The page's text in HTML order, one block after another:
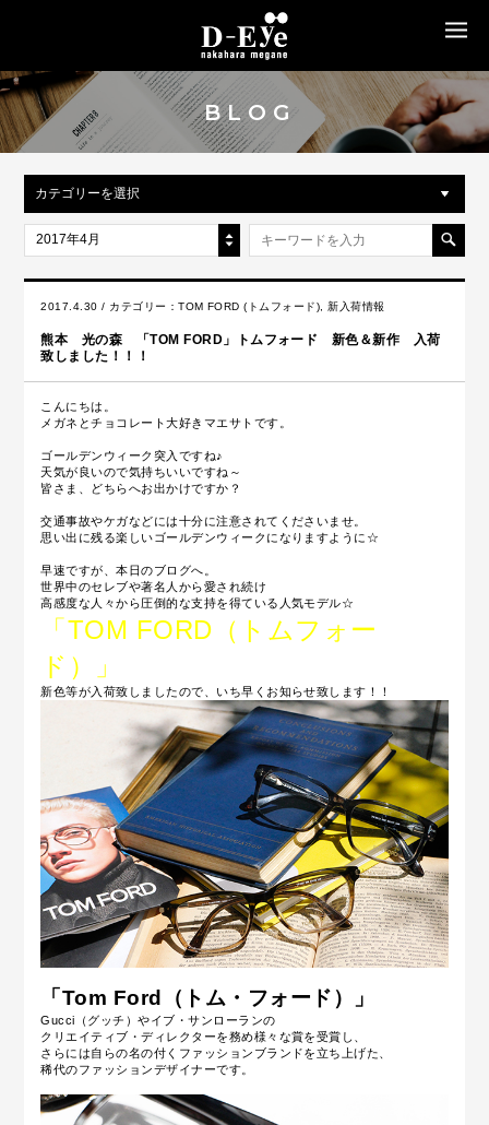
BLOG
カテゴリーを選択
2017年4月
2017.4.30 / カテゴリー：TOM FORD (トムフォード) ,新入荷情報
熊本 光の森 「TOM FORD」トムフォード 新色＆新作 入荷
致しました！！！
こんにちは。
メガネとチョコレート大好きマエサトです。
ゴールデンウィーク突入ですね♪
天気が良いので気持ちいいですね～
皆さま、どちらへお出かけですか？
交通事故やケガなどには十分に注意されてくださいませ。
思い出に残る楽しいゴールデンウィークになりますように☆
早速ですが、本日のブログへ。
世界中のセレブや著名人から愛され続け
高感度な人々から圧倒的な支持を得ている人気モデル☆
「TOM FORD（トムフォー
ド）」
新色等が入荷致しましたので、いち早くお知らせ致します！！
「Tom Ford（トム・フォード）」
Gucci（グッチ）やイブ・サンローランの
クリエイティブ・ディレクターを務め様々な賞を受賞し、
さらには自らの名の付くファッションブランドを立ち上げた、
稀代のファッションデザイナーです。